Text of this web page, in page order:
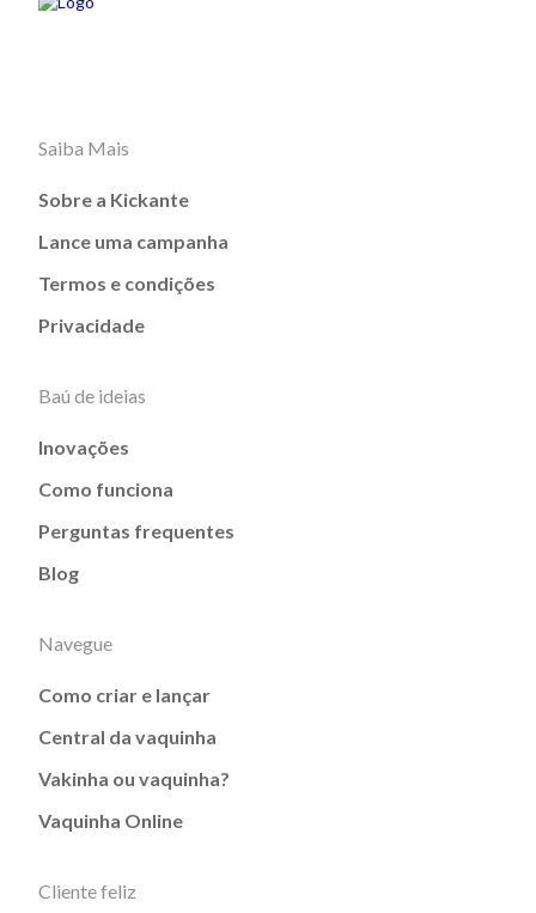
Saiba Mais
Sobre a Kickante
Lance uma campanha
Termos e condições
Privacidade
Baú de ideias
Inovações
Como funciona
Perguntas frequentes
Blog
Navegue
Como criar e lançar
Central da vaquinha
Vakinha ou vaquinha?
Vaquinha Online
Cliente feliz